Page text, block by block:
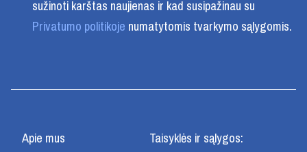
sužinoti karštas naujienas ir kad susipažinau su
Privatumo politikojenumatytomis tvarkymo sąlygomis.
Apie mus
Taisyklės ir sąlygos: